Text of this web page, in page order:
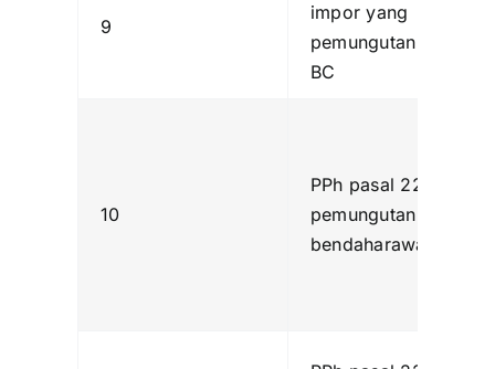
9
impor yang
pemungutan oleh
BC
10
PPh pasal 22
pemungutan oleh
bendaharawan